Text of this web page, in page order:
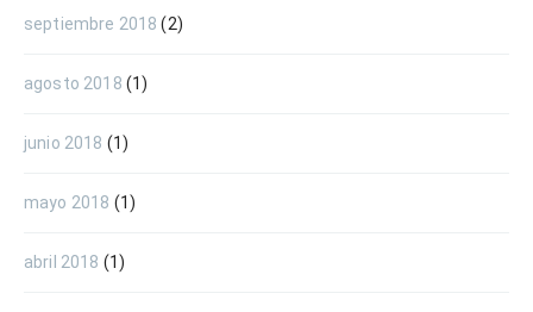
septiembre 2018 (2)
agosto 2018 (1)
junio 2018 (1)
mayo 2018 (1)
abril 2018 (1)